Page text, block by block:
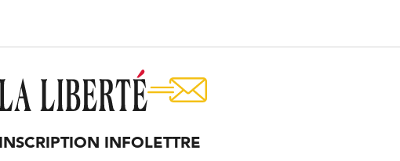
INSCRIPTION INFOLETTRE